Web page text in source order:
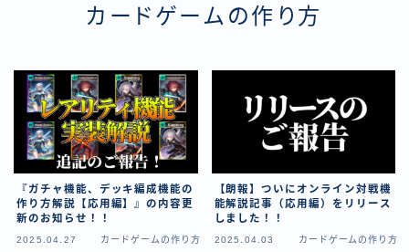
【ダイスバトルガールズ】EXECUTION CALL ―執行者
たちの招待状― イベント詳細
酬詳細
【ダイスバトルガールズ】お正月イベント詳細
【ダイスバトルガールズ】サマーリフレイン -夏の残響-
イベント詳細
【ダイスバトルガールズ】システムアップデート内容詳
細
【ダイスバトルガールズ】スプリング・ロア -春嵐の咆
哮- イベント詳細
カードゲームの作り方
『ガチャ機能、デッキ編成機能の
作り方解説【応用編】』の内容更
新のお知らせ！！
2025.04.27 カードゲームの作り方
【朗報】ついにオンライン対戦機
能解説記事（応用編）をリリース
しました！！
2025.04.03 カードゲームの作り方